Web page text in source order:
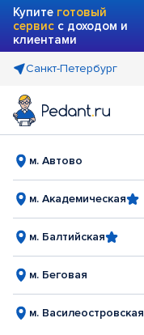
Купите готовый
сервис с доходом и
клиентами
Санкт-Петербург
м. Автово
м. Академическая
м. Балтийская
м. Беговая
м. Василеостровская